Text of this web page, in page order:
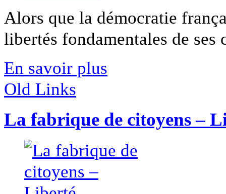
Alors que la démocratie
libertés fondamentales de ses
En savoir plus
Old Links
La fabrique de citoyens –